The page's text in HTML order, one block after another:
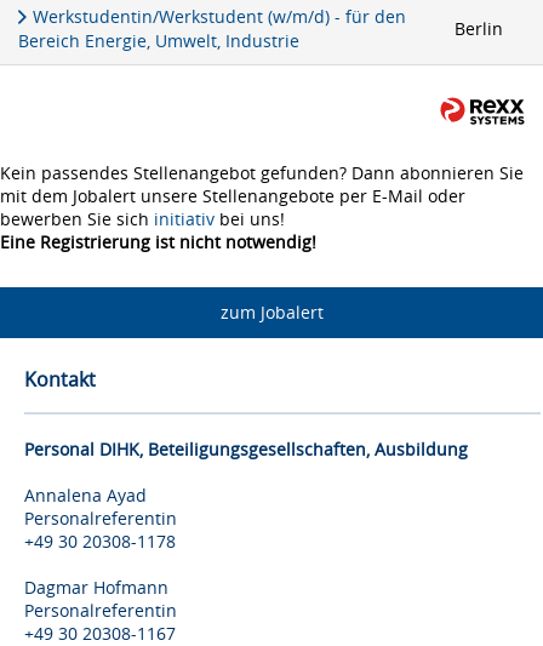
Werkstudentin/Werkstudent (w/m/d) - für den
Bereich Energie, Umwelt, Industrie
Berlin
Kein passendes Stellenangebot gefunden? Dann abonnieren Sie
mit dem Jobalert unsere Stellenangebote per E-Mail oder
bewerben Sie sich initiativ bei uns!
Eine Registrierung ist nicht notwendig!
zum Jobalert
Kontakt
Personal DIHK, Beteiligungsgesellschaften, Ausbildung
Annalena Ayad
Personalreferentin
+49 30 20308-1178
Dagmar Hofmann
Personalreferentin
+49 30 20308-1167